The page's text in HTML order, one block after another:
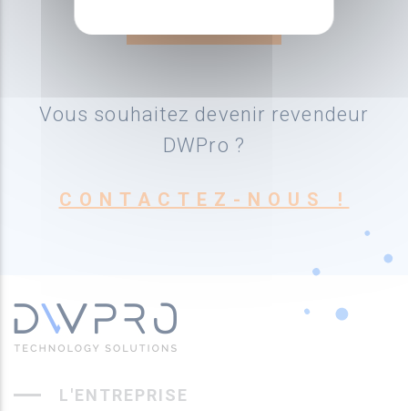
Vous souhaitez devenir revendeur
DWPro ?
CONTACTEZ-NOUS !
L'ENTREPRISE